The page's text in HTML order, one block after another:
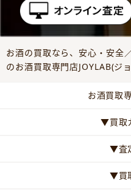
お酒の買取なら、安心・安全
のお酒買取専門店JOYLAB(ジ
お酒買取
▼買取
▼査
▼買